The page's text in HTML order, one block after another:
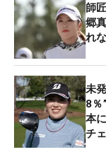
す」と話してい
ストの『ボーケ
イン フォージ
に持ち込み、ジ
「アプローチの
を一番に考えて
るなかで選ん
師
郷
れ
未
8％
本
チ